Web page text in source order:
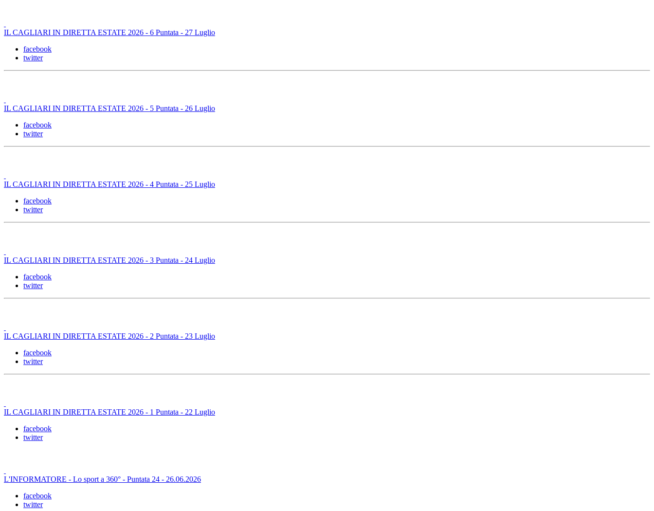
IL CAGLIARI IN DIRETTA ESTATE 2026 - 6 Puntata - 27 Luglio
facebook
twitter
IL CAGLIARI IN DIRETTA ESTATE 2026 - 5 Puntata - 26 Luglio
facebook
twitter
IL CAGLIARI IN DIRETTA ESTATE 2026 - 4 Puntata - 25 Luglio
facebook
twitter
IL CAGLIARI IN DIRETTA ESTATE 2026 - 3 Puntata - 24 Luglio
facebook
twitter
IL CAGLIARI IN DIRETTA ESTATE 2026 - 2 Puntata - 23 Luglio
facebook
twitter
IL CAGLIARI IN DIRETTA ESTATE 2026 - 1 Puntata - 22 Luglio
facebook
twitter
L'INFORMATORE - Lo sport a 360° - Puntata 24 - 26.06.2026
facebook
twitter